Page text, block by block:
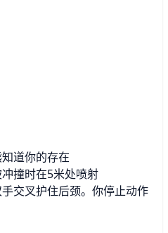
道你的存在
撞时在5米处喷射
交叉护住后颈。你停止动作